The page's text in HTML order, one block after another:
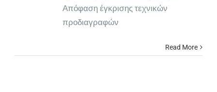
Απόφαση έγκρισης τεχνικών
προδιαγραφών
Read More